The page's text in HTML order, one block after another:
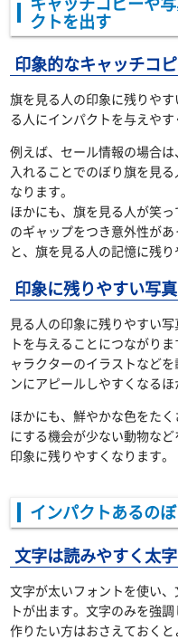
クトを出す
印象的なキャッチコ
旗を見る人の印象に残りや
る人にインパクトを与えやす
例えば、セール情報の場合
入れることでのぼり旗を見
なります。
ほかにも、旗を見る人が笑
のギャップをつき意外性が
と、旗を見る人の記憶に残り
印象に残りやすい写
見る人の印象に残りやすい
トを与えることにつながり
ャラクターのイラストなど
ンにアピールしやすくなる
ほかにも、鮮やかな色をた
にする機会が少ない動物な
印象に残りやすくなります。
インパクトあるの
文字は読みやすく太
文字が太いフォントを使い
トが出ます。文字のみを強
作りたい方はおさえておくと